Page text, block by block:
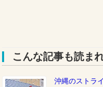
こんな記事も読ま
沖縄のストラ